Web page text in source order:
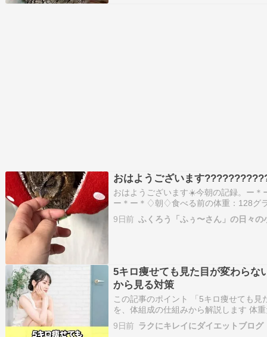
おはようございます
おはようございます☀️今朝の記録。ー＊
ー＊ー＊♢朝♢食べる前の体重：128グ
プリ：なし食べた量：8グラムペリット
ー＊ー＊ー＊ー＊♪ふぅ〜さんの様子•
9日前 ふくろう「ふぅ〜さん」の日々の
5キロ痩せても見た目が変わらな
から見る対策
この記事のポイント 「5キロ痩せても
を、体組成の仕組みから解説します 体
と皮下脂肪の減り方の個人差がわかり
見た目に与える影響を整理します 体重
9日前 ラクにキレイにダイエットブログ